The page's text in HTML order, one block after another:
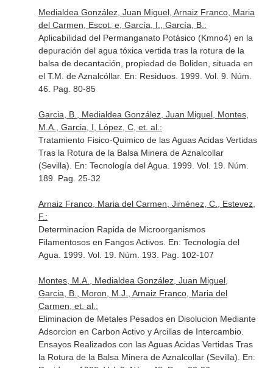
Medialdea González, Juan Miguel, Arnaiz Franco, Maria
del Carmen, Escot, e, García, I., García, B.:
Aplicabilidad del Permanganato Potásico (Kmno4) en la
depuración del agua tóxica vertida tras la rotura de la
balsa de decantación, propiedad de Boliden, situada en
el T.M. de Aznalcóllar. En: Residuos. 1999. Vol. 9. Núm.
46. Pag. 80-85
Garcia, B., Medialdea González, Juan Miguel, Montes,
M.A., Garcia, I, López, C, et. al.:
Tratamiento Fisico-Quimico de las Aguas Acidas Vertidas
Tras la Rotura de la Balsa Minera de Aznalcollar
(Sevilla). En: Tecnología del Agua . 1999. Vol. 19. Núm.
189. Pag. 25-32
Arnaiz Franco, Maria del Carmen, Jiménez, C., Estevez,
F.:
Determinacion Rapida de Microorganismos
Filamentosos en Fangos Activos. En: Tecnología del
Agua . 1999. Vol. 19. Núm. 193. Pag. 102-107
Montes, M.A., Medialdea González, Juan Miguel,
Garcia, B., Moron, M.J., Arnaiz Franco, Maria del
Carmen, et. al.:
Eliminacion de Metales Pesados en Disolucion Mediante
Adsorcion en Carbon Activo y Arcillas de Intercambio.
Ensayos Realizados con las Aguas Acidas Vertidas Tras
la Rotura de la Balsa Minera de Aznalcollar (Sevilla). En: